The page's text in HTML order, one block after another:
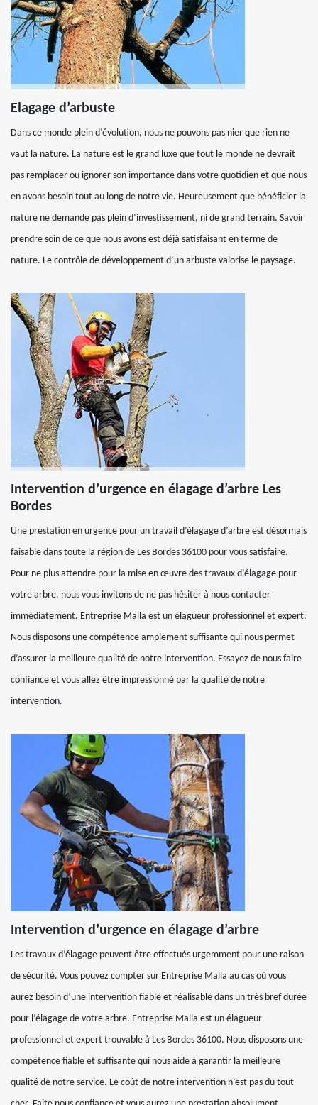
Elagage d’arbuste
Dans ce monde plein d’évolution, nous ne pouvons pas nier que rien ne
vaut la nature. La nature est le grand luxe que tout le monde ne devrait
pas remplacer ou ignorer son importance dans votre quotidien et que nous
en avons besoin tout au long de notre vie. Heureusement que bénéficier la
nature ne demande pas plein d’investissement, ni de grand terrain. Savoir
prendre soin de ce que nous avons est déjà satisfaisant en terme de
nature. Le contrôle de développement d’un arbuste valorise le paysage.
Intervention d’urgence en élagage d’arbre Les
Bordes
Une prestation en urgence pour un travail d’élagage d’arbre est désormais
faisable dans toute la région de Les Bordes 36100 pour vous satisfaire.
Pour ne plus attendre pour la mise en œuvre des travaux d’élagage pour
votre arbre, nous vous invitons de ne pas hésiter à nous contacter
immédiatement. Entreprise Malla est un élagueur professionnel et expert.
Nous disposons une compétence amplement suffisante qui nous permet
d’assurer la meilleure qualité de notre intervention. Essayez de nous faire
confiance et vous allez être impressionné par la qualité de notre
intervention.
Intervention d’urgence en élagage d’arbre
Les travaux d’élagage peuvent être effectués urgemment pour une raison
de sécurité. Vous pouvez compter sur Entreprise Malla au cas où vous
aurez besoin d’une intervention fiable et réalisable dans un très bref durée
pour l’élagage de votre arbre. Entreprise Malla est un élagueur
professionnel et expert trouvable à Les Bordes 36100. Nous disposons une
compétence fiable et suffisante qui nous aide à garantir la meilleure
qualité de notre service. Le coût de notre intervention n’est pas du tout